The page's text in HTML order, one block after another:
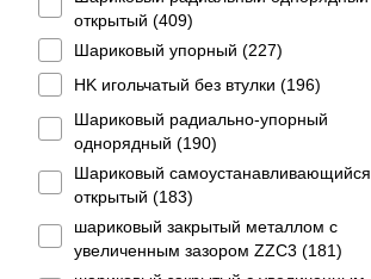
открытый (409)
Шариковый упорный (227)
HK игольчатый без втулки (196)
Шариковый радиально-упорный
однорядный (190)
Шариковый самоустанавливающийся
открытый (183)
шариковый закрытый металлом с
увеличенным зазором ZZC3 (181)